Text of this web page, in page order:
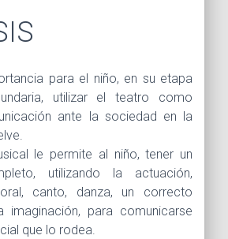
para el niño, en su etapa
utilizar el teatro como
ante la sociedad en la
le permite al niño, tener un
utilizando la actuación,
canto, danza, un correcto
imaginación, para comunicarse
que lo rodea.